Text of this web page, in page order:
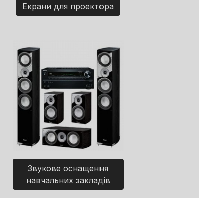
Екрани для проектора
Звукове оснащення
навчальних закладів